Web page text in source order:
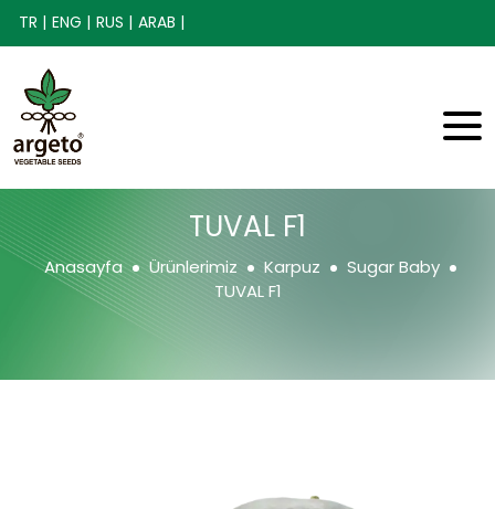
TR | ENG | RUS | ARAB |
TUVAL F1
Anasayfa Ürünlerimiz Karpuz
Sugar Baby
TUVAL F1